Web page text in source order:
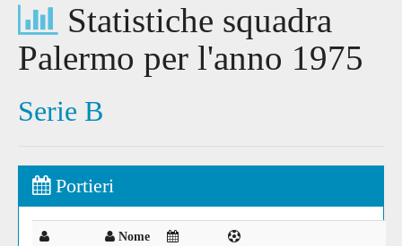
Statistiche squadra
Palermo per l'anno 1975
Serie B
Portieri
Nome